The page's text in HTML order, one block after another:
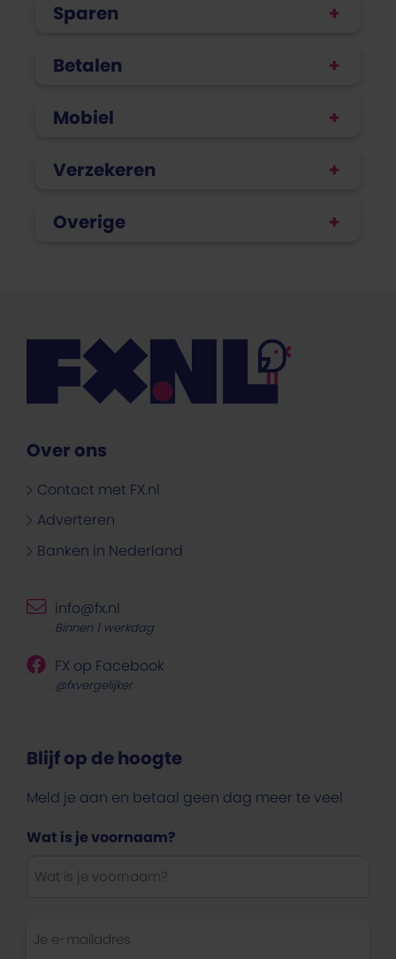
Sparen
Betalen
Mobiel
Verzekeren
Overige
Over ons
Contact met FX.nl
Adverteren
Banken in Nederland
Blijf op de hoogte
Meld je aan en betaal geen dag meer te veel
Wat is je voornaam?
info@fx.nl
Binnen 1 werkdag
FX op Facebook
@fxvergelijker